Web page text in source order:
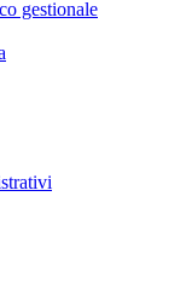
gestionale